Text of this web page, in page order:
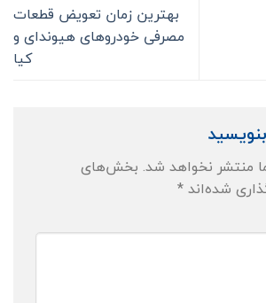
بهترین زمان تعویض قطعات
مصرفی خودروهای هیوندای و
کیا
منتشر نخواهد شد. بخش‌های
شده‌اند*